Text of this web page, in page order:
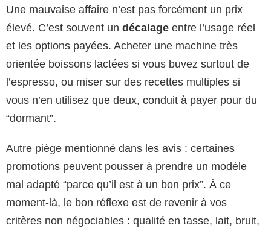
Une mauvaise affaire n’est pas forcément un prix
élevé. C’est souvent un décalage entre l’usage réel
et les options payées. Acheter une machine très
orientée boissons lactées si vous buvez surtout de
l’espresso, ou miser sur des recettes multiples si
vous n’en utilisez que deux, conduit à payer pour du
“dormant”.
Autre piège mentionné dans les avis : certaines
promotions peuvent pousser à prendre un modèle
mal adapté “parce qu’il est à un bon prix”. À ce
moment-là, le bon réflexe est de revenir à vos
critères non négociables : qualité en tasse, lait, bruit,